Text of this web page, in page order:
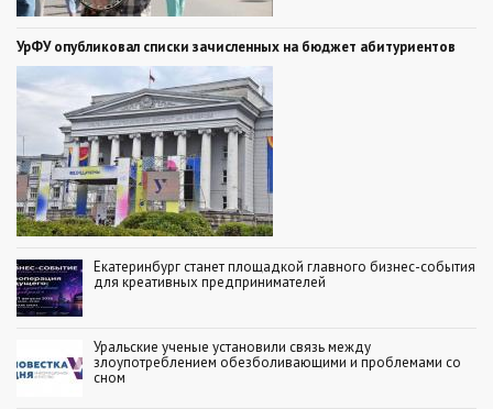
УрФУ опубликовал списки зачисленных на бюджет абитуриентов
Екатеринбург станет площадкой главного бизнес-события
для креативных предпринимателей
Уральские ученые установили связь между
злоупотреблением обезболивающими и проблемами со
сном